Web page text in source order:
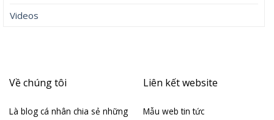
Videos
Về chúng tôi
Là blog cá nhân chia sẻ những
Liên kết website
Mẫu web tin tức